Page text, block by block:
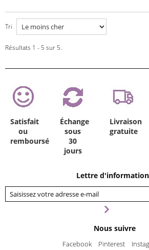
Tri
Résultats 1 - 5 sur 5.
Satisfait
ou
remboursé
Échange
sous
30
jours
Livraison
gratuite
Lettre
Nous suivre
Facebook Pinterest